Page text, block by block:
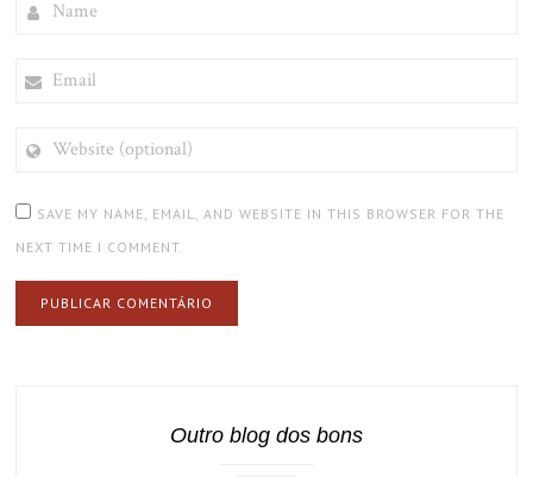
(OPTIONAL)
SAVE MY NAME, EMAIL, AND WEBSITE IN THIS BROWSER FOR THE
NEXT TIME I COMMENT.
Outro blog dos bons